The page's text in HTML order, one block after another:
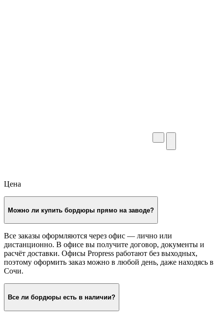
Цена
Можно ли купить бордюры прямо на заводе?
Все заказы оформляются через офис — лично или
дистанционно. В офисе вы получите договор, документы и
расчёт доставки. Офисы Propress работают без выходных,
поэтому оформить заказ можно в любой день, даже находясь в
Сочи.
Все ли бордюры есть в наличии?